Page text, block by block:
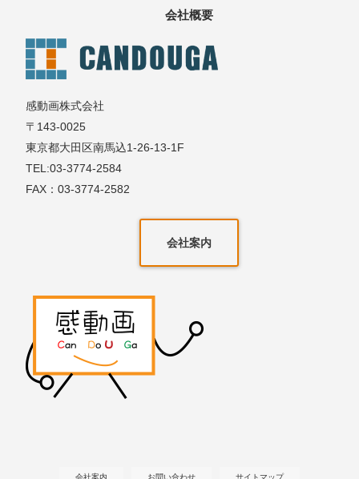
会社概要
感動画株式会社
〒143-0025
東京都大田区南馬込1-26-13-1F
TEL:03-3774-2584
FAX：03-3774-2582
会社案内
会社案内 お問い合わせ サイトマップ